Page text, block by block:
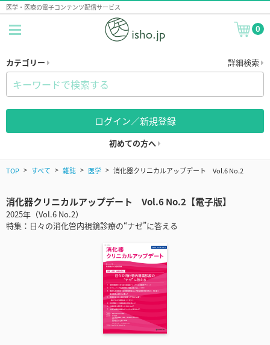
医学・医療の電子コンテンツ配信サービス
0
カテゴリー 詳細検索
ログイン／新規登録
初めての方へ
TOP すべて 雑誌 医学 消化器クリニカルアップデート Vol.6 No.2
消化器クリニカルアップデート Vol.6 No.2【電子版】
2025年（Vol.6 No.2）
特集：日々の消化管内視鏡診療の“ナゼ”に答える